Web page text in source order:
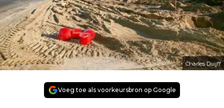
Charles Duijff
Voeg toe als voorkeursbron op Google